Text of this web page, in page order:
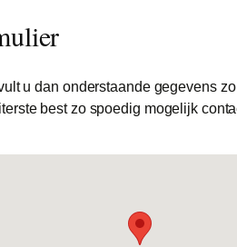
u dan onderstaande gegevens
best zo spoedig mogelijk